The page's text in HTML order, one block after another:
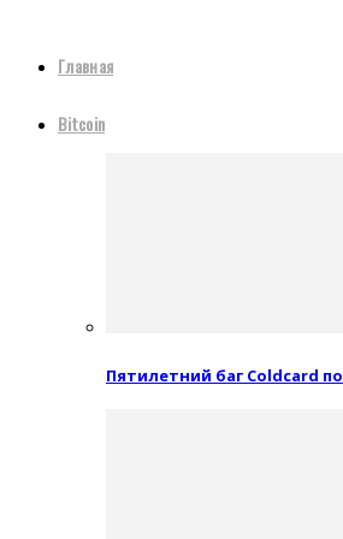
Главная
Bitcoin
Пятилетний баг Coldcard